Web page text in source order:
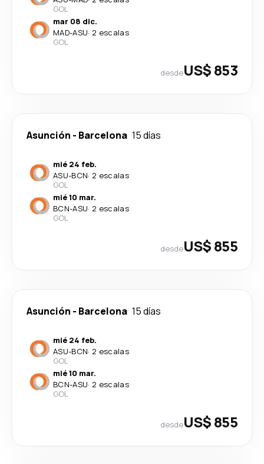
GOL
mar 08 dic.
MAD-ASU· 2 escalas
GOL
desdeUS$ 853
Asunción - Barcelona 15 días
mié 24 feb.
ASU-BCN· 2 escalas
GOL
mié 10 mar.
BCN-ASU· 2 escalas
GOL
desdeUS$ 855
Asunción - Barcelona 15 días
mié 24 feb.
ASU-BCN· 2 escalas
GOL
mié 10 mar.
BCN-ASU· 2 escalas
GOL
desdeUS$ 855